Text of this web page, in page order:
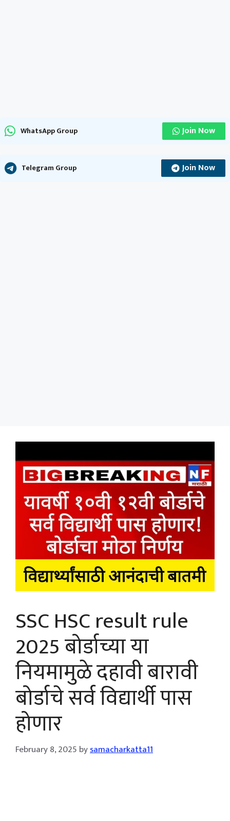
WhatsApp Group Join Now
Telegram Group Join Now
SSC HSC result rule
2025 बोर्डाच्या या
नियमामुळे दहावी बारावी
बोर्डाचे सर्व विद्यार्थी पास
होणार
February 8, 2025 bysamacharkatta11